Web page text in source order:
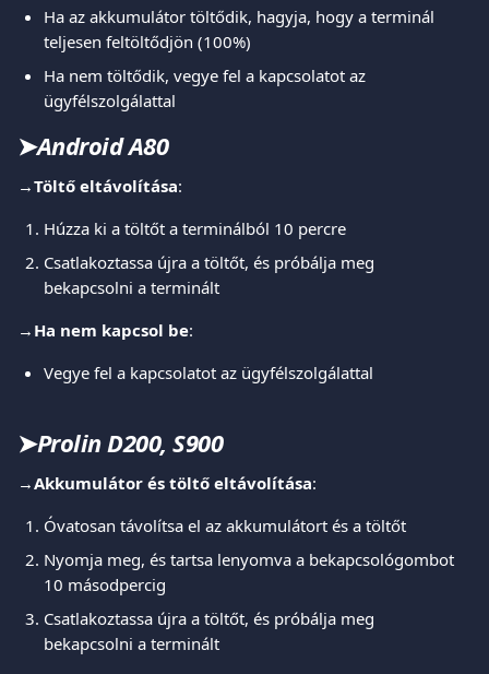
Ha az akkumulátor töltődik, hagyja, hogy a terminál
teljesen feltöltődjön (100%)
Ha nem töltődik, vegye fel a kapcsolatot az
ügyfélszolgálattal
➤Android A80
→Töltő eltávolítása:
Húzza ki a töltőt a terminálból 10 percre
Csatlakoztassa újra a töltőt, és próbálja meg
bekapcsolni a terminált
→ Ha nem kapcsol be:
Vegye fel a kapcsolatot az ügyfélszolgálattal
➤Prolin D200, S900
→Akkumulátor és töltő eltávolítása:
Óvatosan távolítsa el az akkumulátort és a töltőt
Nyomja meg, és tartsa lenyomva a bekapcsológombot
10 másodpercig
Csatlakoztassa újra a töltőt, és próbálja meg
bekapcsolni a terminált